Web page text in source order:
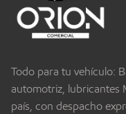
Todo para tu vehículo:
automotriz, lubricantes
país, con despacho